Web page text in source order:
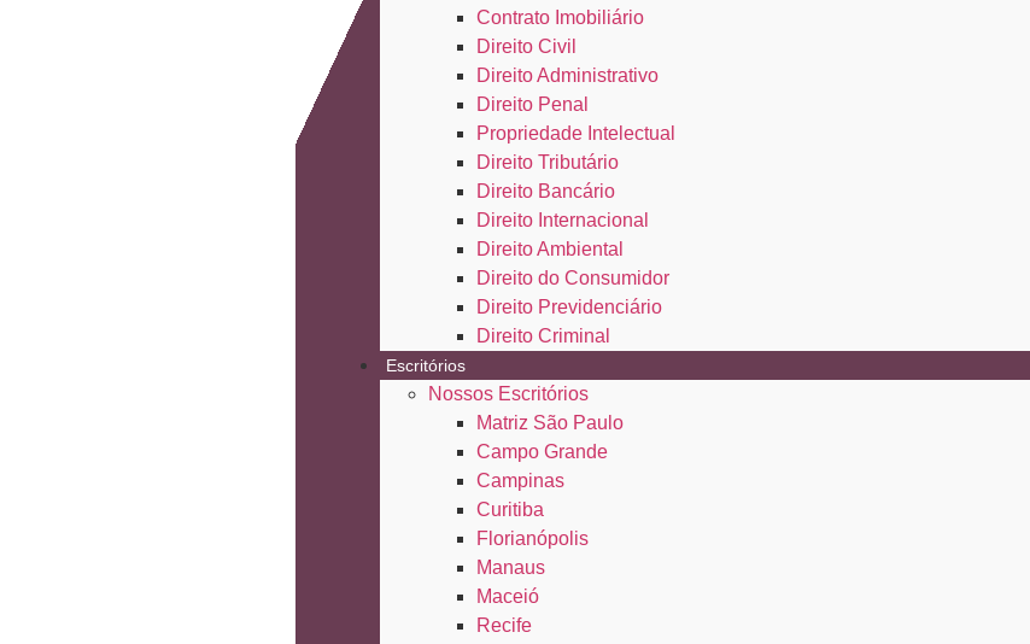
Contrato Imobiliário
Direito Civil
Direito Administrativo
Direito Penal
Propriedade Intelectual
Direito Tributário
Direito Bancário
Direito Internacional
Direito Ambiental
Direito do Consumidor
Direito Previdenciário
Direito Criminal
Escritórios
Nossos Escritórios
Matriz São Paulo
Campo Grande
Campinas
Curitiba
Florianópolis
Manaus
Maceió
Recife